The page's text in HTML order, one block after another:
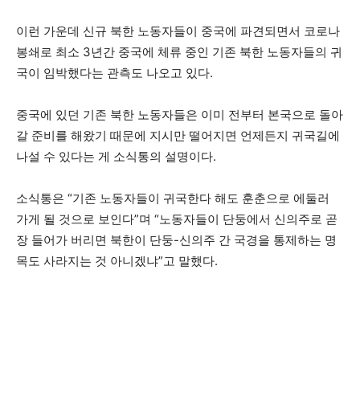
이런 가운데 신규 북한 노동자들이 중국에 파견되면서 코로나
봉쇄로 최소 3년간 중국에 체류 중인 기존 북한 노동자들의 귀
국이 임박했다는 관측도 나오고 있다.
중국에 있던 기존 북한 노동자들은 이미 전부터 본국으로 돌아
갈 준비를 해왔기 때문에 지시만 떨어지면 언제든지 귀국길에
나설 수 있다는 게 소식통의 설명이다.
소식통은 “기존 노동자들이 귀국한다 해도 훈춘으로 에둘러
가게 될 것으로 보인다”며 “노동자들이 단둥에서 신의주로 곧
장 들어가 버리면 북한이 단둥-신의주 간 국경을 통제하는 명
목도 사라지는 것 아니겠냐”고 말했다.